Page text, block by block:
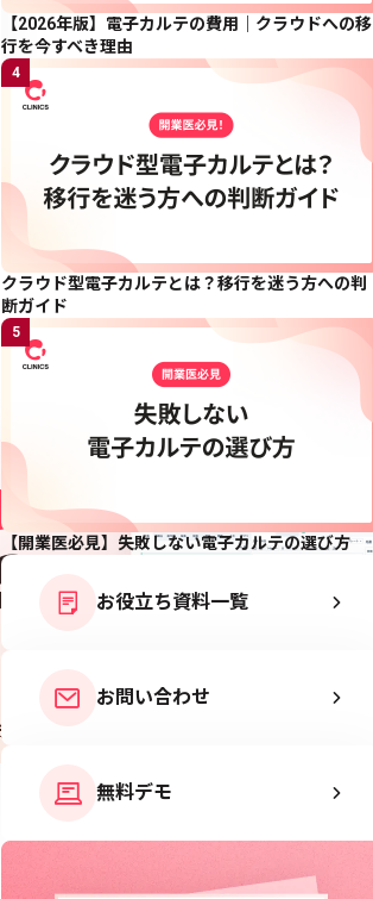
【2026年版】電子カルテの費用｜クラウドへの移
行を今すべき理由
4
クラウド型電子カルテとは？移行を迷う方への判
断ガイド
5
【開業医必見】失敗しない電子カルテの選び方
お役立ち資料一覧
お問い合わせ
無料デモ